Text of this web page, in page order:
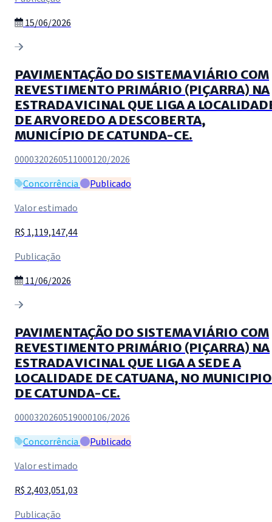
15/06/2026
PAVIMENTAÇÃO DO SISTEMA VIÁRIO COM
REVESTIMENTO PRIMÁRIO (PIÇARRA) NA
ESTRADA VICINAL QUE LIGA A
DE ARVOREDO A DESCOBERTA,
MUNICÍPIO DE CATUNDA-CE.
0000320260511000120/2026
Concorrência
Publicado
Valor estimado
R$ 1,119,147,44
Publicação
11/06/2026
PAVIMENTAÇÃO DO SISTEMA VIÁRIO COM
REVESTIMENTO PRIMÁRIO (PIÇARRA) NA
ESTRADA VICINAL QUE LIGA A SEDE A
LOCALIDADE DE CATUANA, NO MUNICIPIO
DE CATUNDA-CE.
0000320260519000106/2026
Concorrência
Publicado
Valor estimado
R$ 2,403,051,03
Publicação